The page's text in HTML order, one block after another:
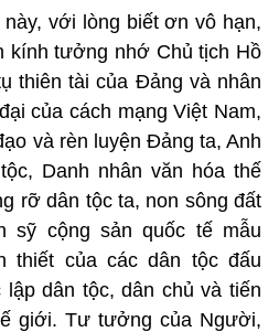
với lòng biết ơn vô hạn,
kính tưởng nhớ Chủ tịch Hồ
thiên tài của Đảng và nhân
của cách mạng Việt Nam,
và rèn luyện Đảng ta, Anh
Danh nhân văn hóa thế
rỡ dân tộc ta, non sông đất
sỹ cộng sản quốc tế mẫu
thiết của các dân tộc đấu
dân tộc, dân chủ và tiến
giới. Tư tưởng của Người,